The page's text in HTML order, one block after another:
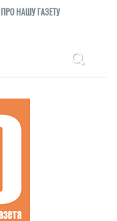
ПРО НАШУ ГАЗЕТУ